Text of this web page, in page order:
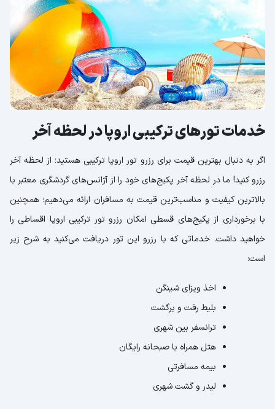
خدمات تورهای ترکیبی اروپا در لحظه آخر
اگر به دنبال بهترین قیمت برای رزرو تور اروپا ترکیبی هستید؛ از لحظه آخر
رزرو کنید! ما در لحظه آخر پکیج‌های خود را از آژانس‌های گردشگری معتبر با
بالاترین کیفیت و مناسب‌ترین قیمت به مسافران ارائه می‌دهیم؛ همچنین
با برخورداری از پکیج‌های قسطی امکان رزرو تور ترکیبی اروپا اقساطی را
خواهید داشت. خدماتی که با رزرو این تور دریافت می‌کنید به شرح زیر
است:
اخذ ویزای شینگن
بلیط رفت و برگشت
ترانسفر بین شهری
هتل همراه با صبحانه رایگان
بیمه مسافرتی
لیدر و گشت شهری